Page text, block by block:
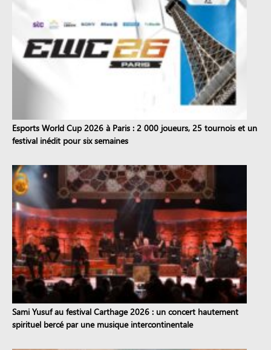
Esports World Cup 2026 à Paris : 2 000 joueurs, 25 tournois et un
festival inédit pour six semaines
Sami Yusuf au festival Carthage 2026 : un concert hautement
spirituel bercé par une musique intercontinentale